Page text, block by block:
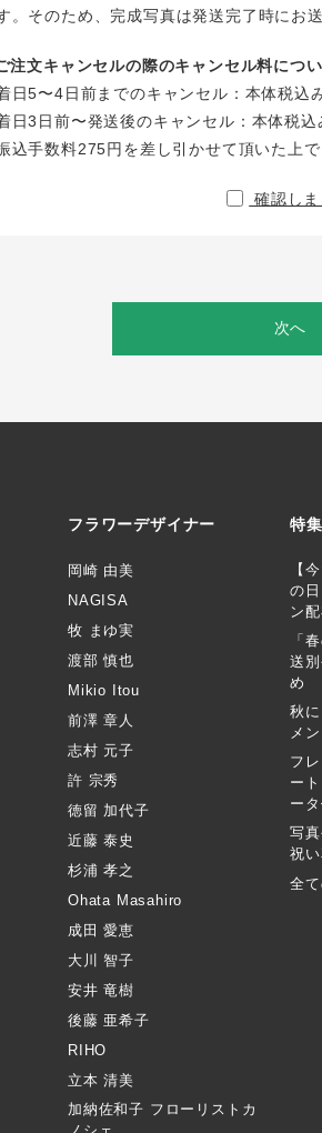
。そのため、完成写真は発送完了時にお
注文キャンセルの際のキャンセル料につ
日5〜4日前までのキャンセル：本体税込
日3日前〜発送後のキャンセル：本体税
込手数料275円を差し引かせて頂いた上で
確認しま
次へ
フラワーデザイナー
岡崎 由美
NAGISA
牧 まゆ実
渡部 慎也
Mikio Itou
前澤 章人
志村 元子
許 宗秀
徳留 加代子
近藤 泰史
杉浦 孝之
Ohata Masahiro
成田 愛恵
大川 智子
安井 竜樹
後藤 亜希子
RIHO
立本 清美
加納佐和子 フローリストカ
特
【
の
ン
「
送
め
秋
メン
フ
ー
ー
写
祝
全